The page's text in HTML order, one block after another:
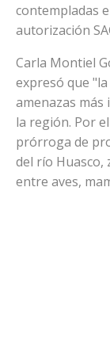
contempladas
autorización
Carla Montiel
expresó que
amenazas
la región. Por
prórroga de
del río Huasco,
entre aves,